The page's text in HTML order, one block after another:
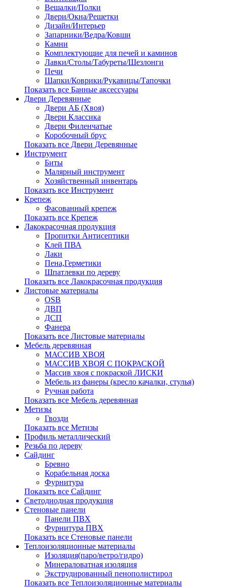
Вешалки/Полки
Двери/Окна/Решетки
Дизайн/Интерьер
Запарники/Ведра/Ковши
Камни
Комплектующие для печей и каминов
Лавки/Столы/Табуреты/Шезлонги
Печи
Шапки/Коврики/Рукавицы/Тапочки
Показать все Банные аксессуары
Двери Деревянные
Двери АБ (Хвоя)
Двери Классика
Двери Филенчатые
Коробочный брус
Показать все Двери Деревянные
Инструмент
Биты
Малярный инструмент
Хозяйственный инвентарь
Показать все Инструмент
Крепеж
Фасованный крепеж
Показать все Крепеж
Лакокрасочная продукция
Пропитки Антисептики
Клей ПВА
Лаки
Пена,Герметики
Шпатлевки по дереву
Показать все Лакокрасочная продукция
Листовые материалы
OSB
ДВП
ДСП
Фанера
Показать все Листовые материалы
Мебель деревянная
МАССИВ ХВОЯ
МАССИВ ХВОЯ С ПОКРАСКОЙ
Массив хвоя с покраской ЛИСКИ
Мебель из фанеры (кресло качалки, стулья)
Ручная работа
Показать все Мебель деревянная
Метизы
Гвозди
Показать все Метизы
Профиль металлический
Резьба по дереву
Сайдинг
Бревно
Корабельная доска
Фурнитура
Показать все Сайдинг
Светодиодная продукция
Стеновые панели
Панели ПВХ
Фурнитура ПВХ
Показать все Стеновые панели
Теплоизоляционные материалы
Изоляция(паро/ветро/гидро)
Минераловатная изоляция
Экструдированный пенополистирол
Показать все Теплоизоляционные материалы